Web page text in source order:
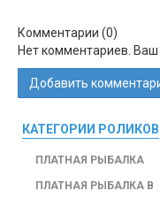
Комментарии (0)
Нет комментариев.
Добавить
КАТЕГОРИИ РОЛИКОВ
ПЛАТНАЯ РЫБАЛКА
ПЛАТНАЯ РЫБАЛКА В